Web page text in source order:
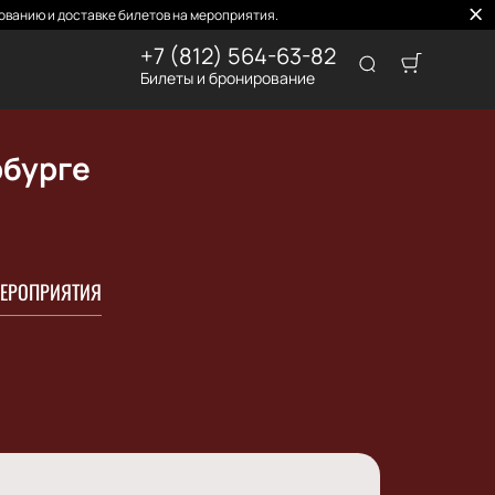
и доставке билетов на мероприятия.
+7 (812) 564-63-82
Билеты и бронирование